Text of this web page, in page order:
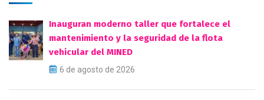
Inauguran moderno taller que fortalece el
mantenimiento y la seguridad de la flota
vehicular del MINED
6 de agosto de 2026